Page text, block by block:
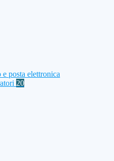
e posta elettronica
20